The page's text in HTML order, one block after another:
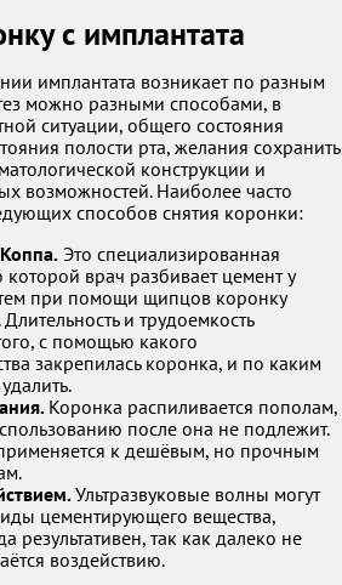
с имплантата
имплантата возникает по разным
можно разными способами, в
ситуации, общего состояния
полости рта, желания сохранить
конструкции и
возможностей. Наиболее часто
способов снятия коронки:
Это специализированная
врач разбивает цемент у
при помощи щипцов коронку
и трудоемкость
с помощью какого
закрепилась коронка, и по каким
Коронка распиливается пополам,
после она не подлежит.
к дешёвым, но прочным
Ультразвуковые волны могут
цементирующего вещества,
результативен, так как далеко не
воздействию.